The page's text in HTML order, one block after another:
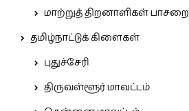
மாற்றுத் திறனாளிகள் பாசறை
தமிழ்நாட்டுக் கிளைகள்
புதுச்சேரி
திருவள்ளூர் மாவட்டம்